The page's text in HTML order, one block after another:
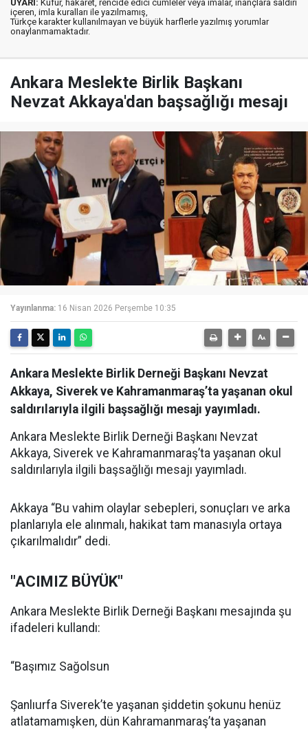
UYARI: Küfür, hakaret, rencide edici cümleler veya imalar, inançlara saldırı
içeren, imla kuralları ile yazılmamış,
Türkçe karakter kullanılmayan ve büyük harflerle yazılmış yorumlar
onaylanmamaktadır.
Ankara Meslekte Birlik Başkanı
Nevzat Akkaya'dan başsağlığı mesajı
Yayınlanma: 16 Nisan 2026 Perşembe 10:35
Ankara Meslekte Birlik Derneği Başkanı Nevzat
Akkaya, Siverek ve Kahramanmaraş’ta yaşanan okul
saldırılarıyla ilgili başsağlığı mesajı yayımladı.
Ankara Meslekte Birlik Derneği Başkanı Nevzat
Akkaya, Siverek ve Kahramanmaraş’ta yaşanan okul
saldırılarıyla ilgili başsağlığı mesajı yayımladı.
Akkaya “Bu vahim olaylar sebepleri, sonuçları ve arka
planlarıyla ele alınmalı, hakikat tam manasıyla ortaya
çıkarılmalıdır” dedi.
"ACIMIZ BÜYÜK"
Ankara Meslekte Birlik Derneği Başkanı mesajında şu
ifadeleri kullandı:
“Başımız Sağolsun
Şanlıurfa Siverek’te yaşanan şiddetin şokunu henüz
atlatamamışken, dün Kahramanmaraş’ta yaşanan